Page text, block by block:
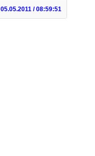
05.05.2011 / 08:59:51